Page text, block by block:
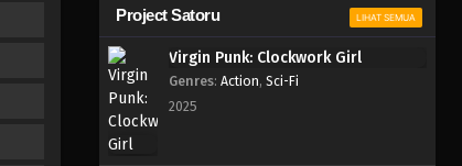
Project Satoru LIHAT SEMUA
Virgin Punk: Clockwork Girl
Genres: Action, Sci-Fi
2025